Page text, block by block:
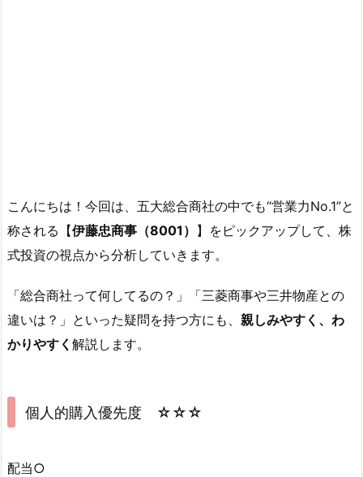
こんにちは！今回は、五大総合商社の中でも“営業力No.1”と
称される【伊藤忠商事（8001） 】をピックアップして、株
式投資の視点から分析していきます。
「総合商社って何してるの？」「三菱商事や三井物産との
違いは？」といった疑問を持つ方にも、 親しみやすく、わ
かりやすく 解説します。
個人的購入優先度 ☆☆☆
配当○